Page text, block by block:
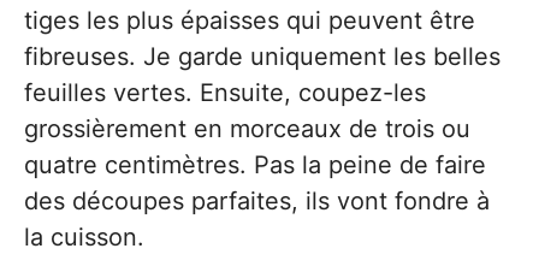
tiges les plus épaisses qui peuvent être
fibreuses. Je garde uniquement les belles
feuilles vertes. Ensuite, coupez-les
grossièrement en morceaux de trois ou
quatre centimètres. Pas la peine de faire
des découpes parfaites, ils vont fondre à
la cuisson.